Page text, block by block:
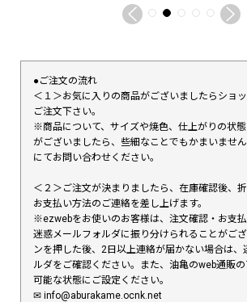
●ご注文の流れ
＜１＞お気に入りの商品がございましたらショ
ご注文下さい。
※商品について、サイズや焼色、仕上がりの状
がございましたら、些細なことでもかまいませ
にてお問い合わせください。
＜２＞ご注文が決まりましたら、在庫確認後、
お支払い方法のご連絡を差し上げます。
※ezwebをお使いのお客様は、注文確認・お支
迷惑メールフォルダに振り分けられることがご
ンを押した後、2日以上連絡が届かない場合は、
ルダをご確認ください。また、油亀のweb通販
可能な状態にご設定ください。
✉︎ info@aburakame.ocnk.net